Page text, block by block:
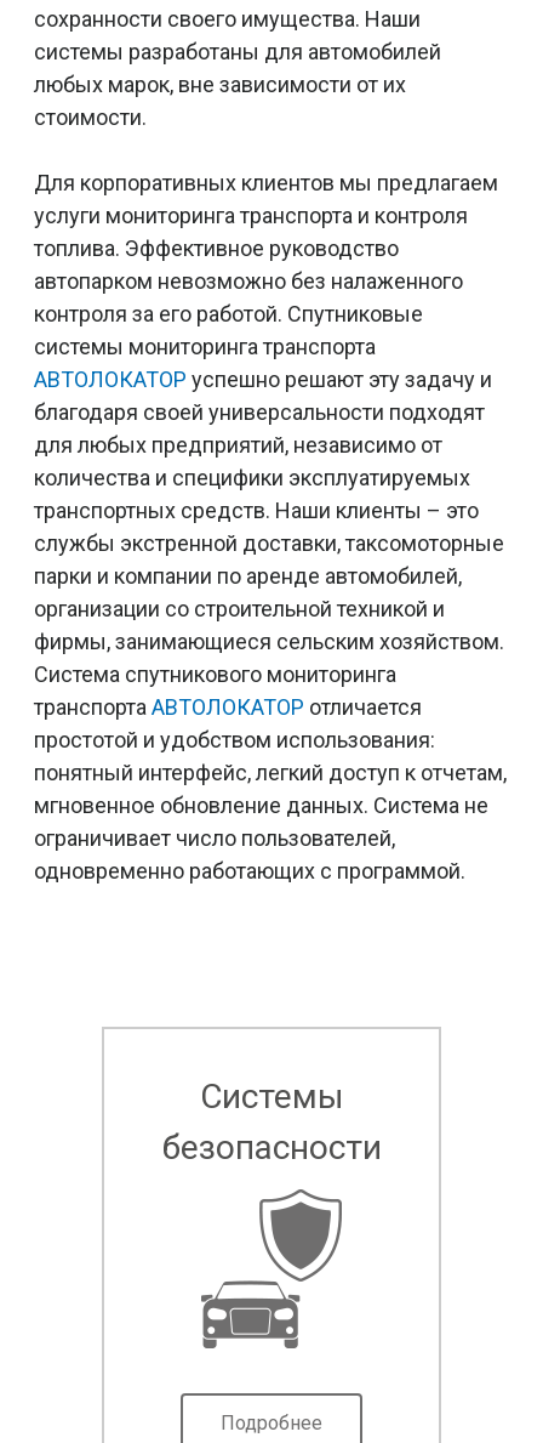
сохранности своего имущества. Наши
системы разработаны для автомобилей
любых марок, вне зависимости от их
стоимости.
Для корпоративных клиентов мы предлагаем
услуги мониторинга транcпорта и контроля
топлива. Эффективное руководство
автопарком невозможно без налаженного
контроля за его работой. Спутниковые
системы мониторинга транспорта
АВТОЛОКАТОР успешно решают эту задачу и
благодаря своей универсальности подходят
для любых предприятий, независимо от
количества и специфики эксплуатируемых
транспортных средств. Наши клиенты – это
службы экстренной доставки, таксомоторные
парки и компании по аренде автомобилей,
организации со строительной техникой и
фирмы, занимающиеся сельским хозяйством.
Система спутникового мониторинга
транспорта АВТОЛОКАТОР отличается
простотой и удобством использования:
понятный интерфейс, легкий доступ к отчетам,
мгновенное обновление данных. Система не
ограничивает число пользователей,
одновременно работающих с программой.
Системы
безопасности
Подробнее